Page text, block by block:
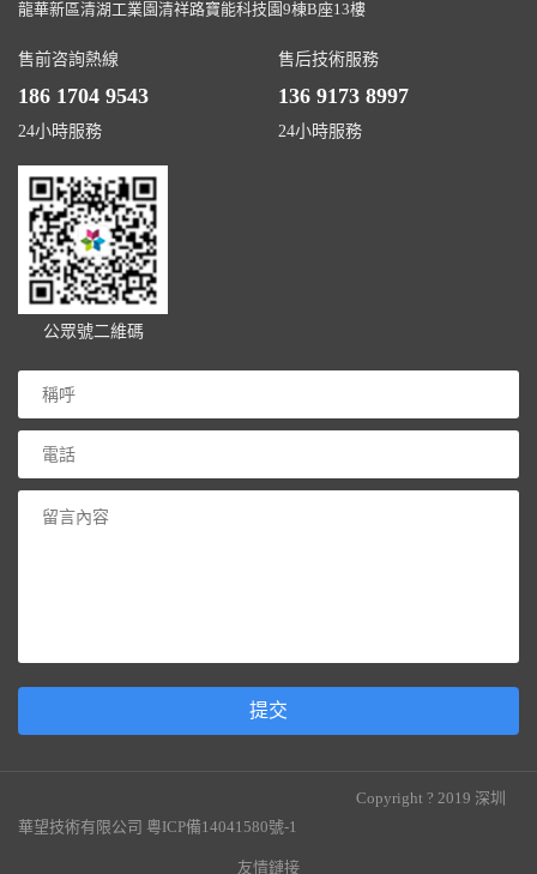
龍華新區清湖工業園清祥路寶能科技園9棟B座13樓
售前咨詢熱線
186 1704 9543
24小時服務
售后技術服務
136 9173 8997
24小時服務
公眾號二維碼
提交
Copyright ? 2019 深圳
華望技術有限公司 粵ICP備14041580號-1
友情鏈接